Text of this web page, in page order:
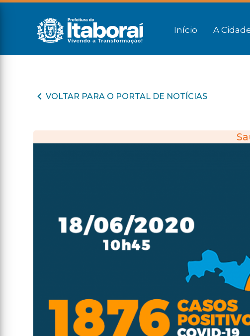
Início A
VOLTAR PARA O PORTAL DE NOTÍCIAS